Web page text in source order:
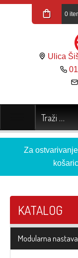
0
Ulica
Za
KATALOG
Modularna nastava